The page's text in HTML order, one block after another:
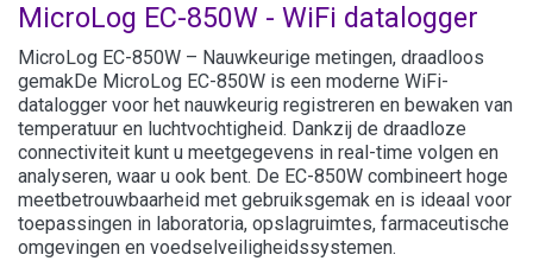
MicroLog EC-850W - WiFi datalogger
MicroLog EC-850W – Nauwkeurige metingen, draadloos
gemakDe MicroLog EC-850W is een moderne WiFi-
datalogger voor het nauwkeurig registreren en bewaken van
temperatuur en luchtvochtigheid. Dankzij de draadloze
connectiviteit kunt u meetgegevens in real-time volgen en
analyseren, waar u ook bent. De EC-850W combineert hoge
meetbetrouwbaarheid met gebruiksgemak en is ideaal voor
toepassingen in laboratoria, opslagruimtes, farmaceutische
omgevingen en voedselveiligheidssystemen.